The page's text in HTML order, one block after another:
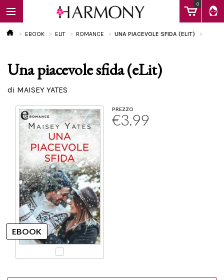
0
EBOOK
Calendario
EBOOK ELIT ROMANCE UNA PIACEVOLE SFIDA (ELIT)
Una piacevole sfida (eLit)
di MAISEY YATES
PREZZO
€3.99